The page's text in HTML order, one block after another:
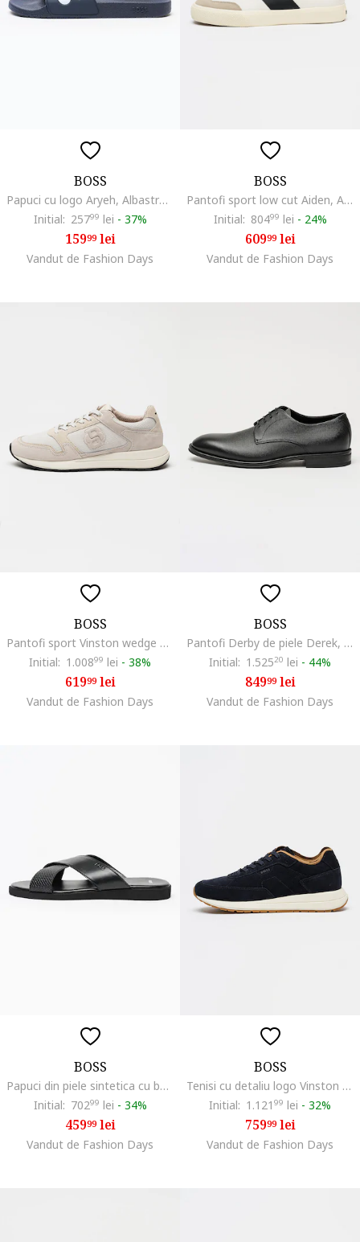
BOSS
Papuci cu logo Aryeh, Albastru inchis/Alb optic
Initial: 25799 lei - 37%
15999lei
Vandut de Fashion Days
BOSS
Pantofi sport low cut Aiden, Alb fildes/Negru
Initial: 80499 lei - 24%
60999lei
Vandut de Fashion Days
BOSS
Pantofi sport Vinston wedge din piele intoarsa si material textil, Alb/Gri
Initial: 1.00899 lei - 38%
61999lei
Vandut de Fashion Days
BOSS
Pantofi Derby de piele Derek, Negru
Initial: 1.52520 lei - 44%
84999lei
Vandut de Fashion Days
BOSS
Papuci din piele sintetica cu barete incrucisate Darrel, Negru
Initial: 70299 lei - 34%
45999lei
Vandut de Fashion Days
BOSS
Tenisi cu detaliu logo Vinston Runn, Albastru ultramarin
Initial: 1.121 99 lei - 32%
75999lei
Vandut de Fashion Days